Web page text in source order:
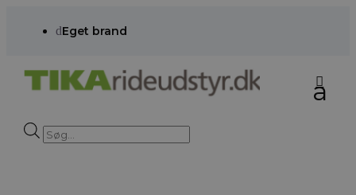
dEget brand
Products
search